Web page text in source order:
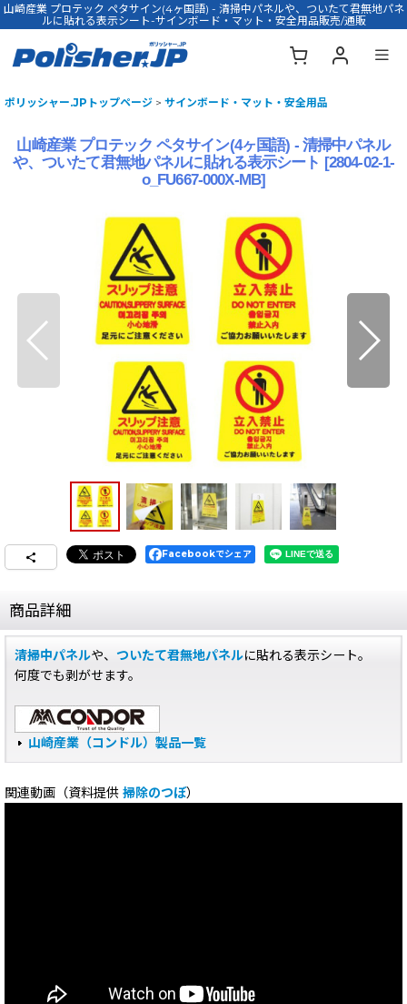
山崎産業 プロテック ペタサイン(4ヶ国語) - 清掃中パネルや、ついたて君無地パネ
ルに貼れる表示シート-サインボード・マット・安全用品販売/通販
ポリッシャー.JPトップページ > サインボード・マット・安全用品
山崎産業 プロテック ペタサイン(4ヶ国語) - 清掃中パネル
や、ついたて君無地パネルに貼れる表示シート [2804-02-1-
o_FU667-000X-MB]
Facebookでシェア
商品詳細
清掃中パネルや、 ついたて君無地パネルに貼れる表示シート。
何度でも剥がせます。
山崎産業（コンドル）製品一覧
関連動画（資料提供 掃除のつぼ）